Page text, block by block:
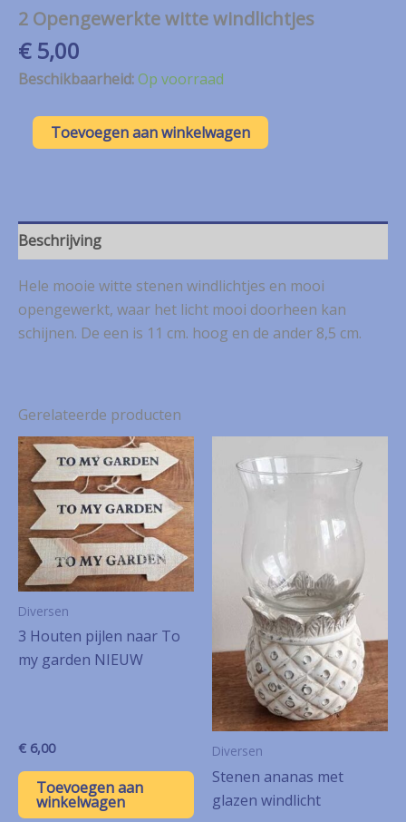
2 Opengewerkte witte windlichtjes
€5,00
Beschikbaarheid:Op voorraad
Opengewerkte
Toevoegen aan winkelwagen
Beschrijving
Hele mooie witte stenen windlichtjes en mooi
opengewerkt, waar het licht mooi doorheen kan
schijnen. De een is 11 cm. hoog en de ander 8,5 cm.
Gerelateerde producten
Diversen
3 Houten pijlen naar To
my garden NIEUW
€ 6,00
Toevoegen aan
winkelwagen
Diversen
Stenen ananas met
glazen windlicht